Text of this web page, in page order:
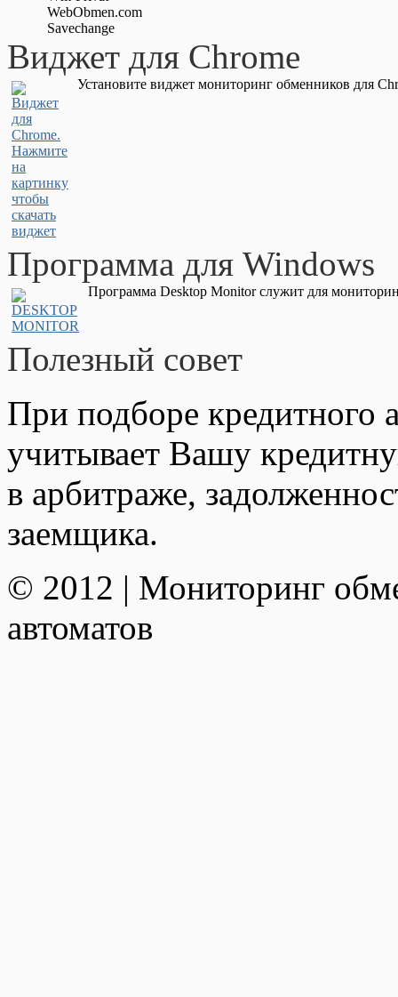
WebObmen.com
Savechange
Виджет для Chrome
Установите виджет мониторинг обменников для
Программа для Windows
Программа Desktop Monitor служит для
Полезный совет
При подборе кредитного
учитывает Вашу
в арбитраже,
заемщика.
© 2012 | Мониторинг
автоматов